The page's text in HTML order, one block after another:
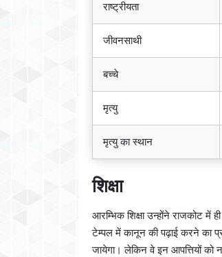
राष्ट्रीयता
जीवनसाथी
बच्चे
मृत्यु
मृत्यु का स्थान
शिक्षा
आरम्भिक शिक्षा उन्होंने राजकोट
टेम्पल में कानून की पढ़ाई करने का
जायेगा। लेकिन वे इन आपत्तियों